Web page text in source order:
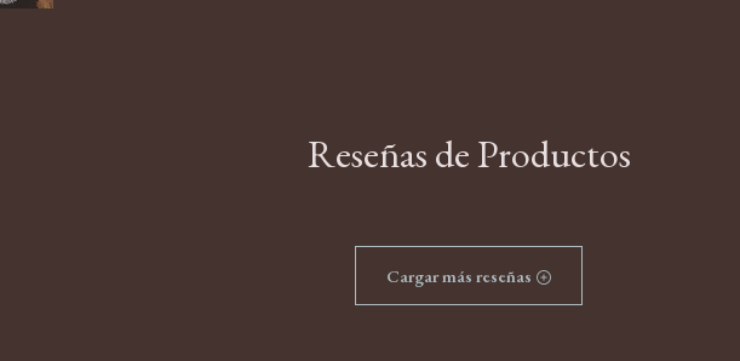
Reseñas de Productos
Cargar más reseñas